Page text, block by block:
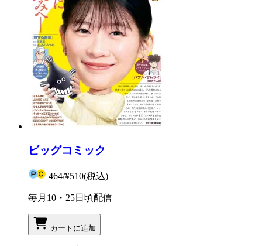
ビッグコミック
464/¥510(税込)
毎月10・25日頃配信
カートに追加